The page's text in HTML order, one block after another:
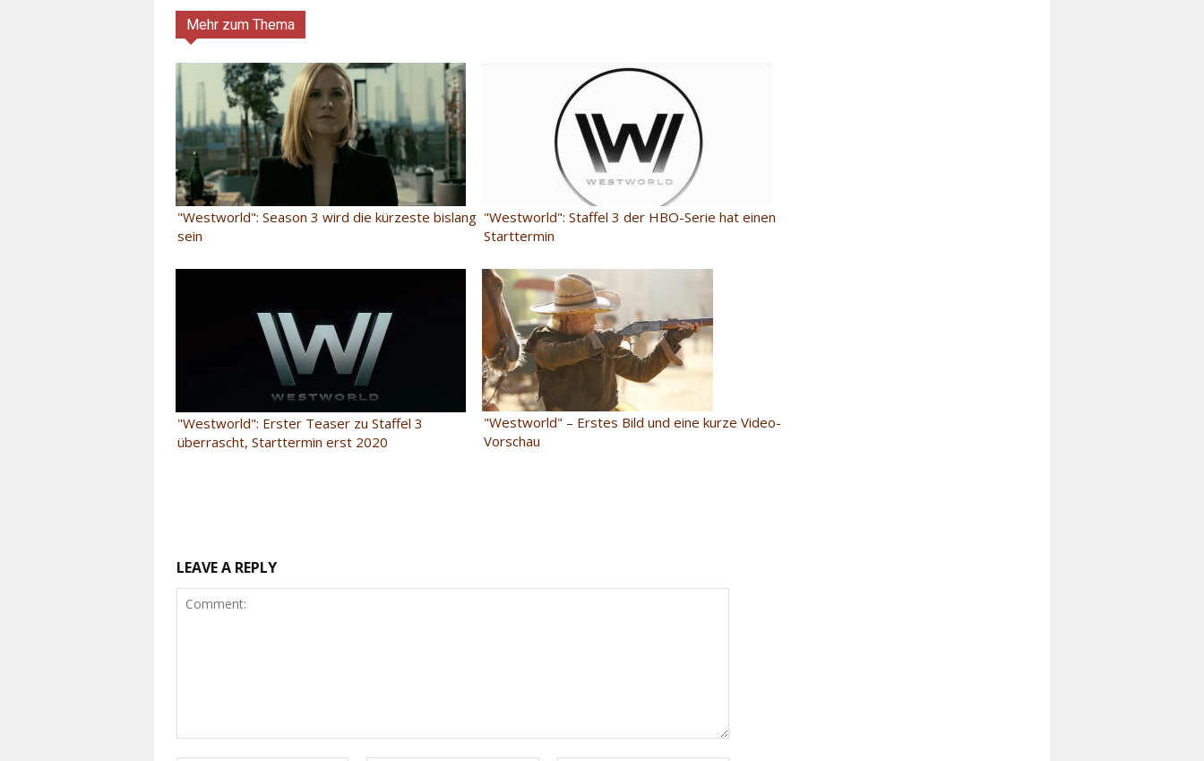
Mehr zum Thema
"Westworld": Season 3 wird die kürzeste bislang
sein
"Westworld": Staffel 3 der HBO-Serie hat einen
Starttermin
"Westworld": Erster Teaser zu Staffel 3
überrascht, Starttermin erst 2020
"Westworld" – Erstes Bild und eine kurze Video-
Vorschau
LEAVE A REPLY